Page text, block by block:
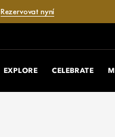
Rezervovat nyní
EXPLORE CELEBRATE